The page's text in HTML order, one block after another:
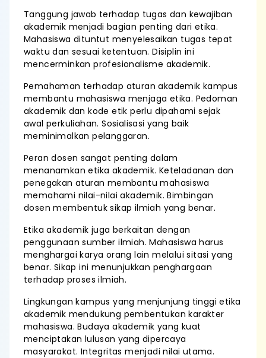
Tanggung jawab terhadap tugas dan kewajiban
akademik menjadi bagian penting dari etika.
Mahasiswa dituntut menyelesaikan tugas tepat
waktu dan sesuai ketentuan. Disiplin ini
mencerminkan profesionalisme akademik.
Pemahaman terhadap aturan akademik kampus
membantu mahasiswa menjaga etika. Pedoman
akademik dan kode etik perlu dipahami sejak
awal perkuliahan. Sosialisasi yang baik
meminimalkan pelanggaran.
Peran dosen sangat penting dalam
menanamkan etika akademik. Keteladanan dan
penegakan aturan membantu mahasiswa
memahami nilai-nilai akademik. Bimbingan
dosen membentuk sikap ilmiah yang benar.
Etika akademik juga berkaitan dengan
penggunaan sumber ilmiah. Mahasiswa harus
menghargai karya orang lain melalui sitasi yang
benar. Sikap ini menunjukkan penghargaan
terhadap proses ilmiah.
Lingkungan kampus yang menjunjung tinggi etika
akademik mendukung pembentukan karakter
mahasiswa. Budaya akademik yang kuat
menciptakan lulusan yang dipercaya
masyarakat. Integritas menjadi nilai utama.